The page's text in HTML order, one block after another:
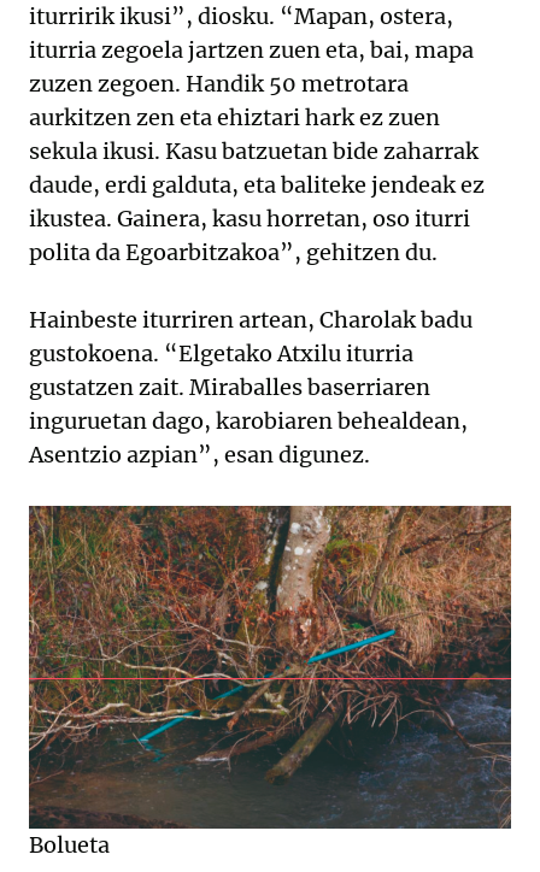
iturririk ikusi”, diosku. “Mapan, ostera,
iturria zegoela jartzen zuen eta, bai, mapa
zuzen zegoen. Handik 50 metrotara
aurkitzen zen eta ehiztari hark ez zuen
sekula ikusi. Kasu batzuetan bide zaharrak
daude, erdi galduta, eta baliteke jendeak ez
ikustea. Gainera, kasu horretan, oso iturri
polita da Egoarbitzakoa”, gehitzen du.
Hainbeste iturriren artean, Charolak badu
gustokoena. “Elgetako Atxilu iturria
gustatzen zait. Miraballes baserriaren
inguruetan dago, karobiaren behealdean,
Asentzio azpian”, esan digunez.
Bolueta